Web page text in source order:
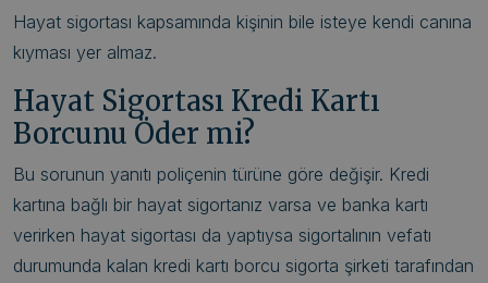
Hayat sigortası kapsamında kişinin bile isteye kendi canına
kıyması yer almaz.
Hayat Sigortası Kredi Kartı
Borcunu Öder mi?
Bu sorunun yanıtı poliçenin türüne göre değişir. Kredi
kartına bağlı bir hayat sigortanız varsa ve banka kartı
verirken hayat sigortası da yaptıysa sigortalının vefatı
durumunda kalan kredi kartı borcu sigorta şirketi tarafından